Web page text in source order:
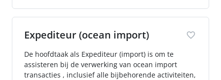
Expediteur (ocean import)
De hoofdtaak als Expediteur (import) is om te
assisteren bij de verwerking van ocean import
transacties , inclusief alle bijbehorende activiteiten,